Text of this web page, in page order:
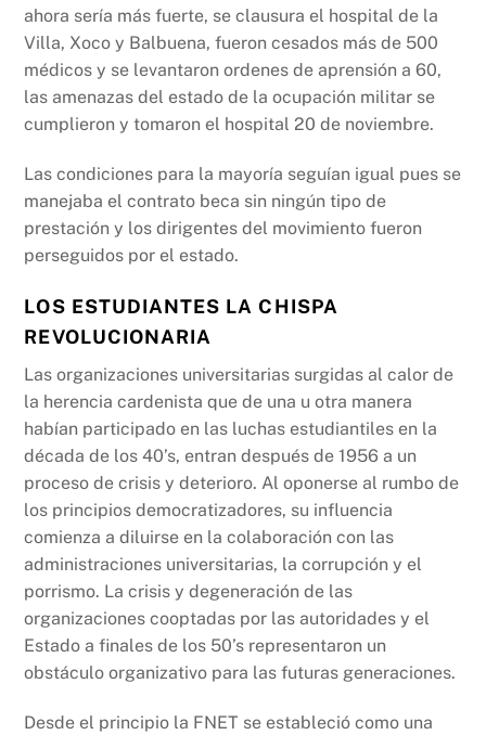
ahora sería más fuerte, se clausura el hospital de la
Villa, Xoco y Balbuena, fueron cesados más de 500
médicos y se levantaron ordenes de aprensión a 60,
las amenazas del estado de la ocupación militar se
cumplieron y tomaron el hospital 20 de noviembre.
Las condiciones para la mayoría seguían igual pues se
manejaba el contrato beca sin ningún tipo de
prestación y los dirigentes del movimiento fueron
perseguidos por el estado.
LOS ESTUDIANTES LA CHISPA
REVOLUCIONARIA
Las organizaciones universitarias surgidas al calor de
la herencia cardenista que de una u otra manera
habían participado en las luchas estudiantiles en la
década de los 40’s, entran después de 1956 a un
proceso de crisis y deterioro. Al oponerse al rumbo de
los principios democratizadores, su influencia
comienza a diluirse en la colaboración con las
administraciones universitarias, la corrupción y el
porrismo. La crisis y degeneración de las
organizaciones cooptadas por las autoridades y el
Estado a finales de los 50’s representaron un
obstáculo organizativo para las futuras generaciones.
Desde el principio la FNET se estableció como una